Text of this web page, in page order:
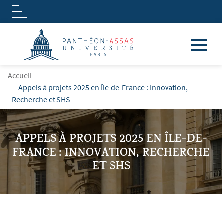
Aller au contenu principal
Logo
FIL D'ARIANE
Accueil
Appels à projets 2025 en Île-de-France : Innovation,
Recherche et SHS
APPELS À PROJETS 2025 EN ÎLE-DE-
FRANCE : INNOVATION, RECHERCHE
ET SHS